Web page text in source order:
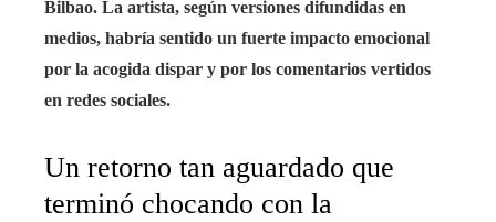
Bilbao. La artista, según versiones difundidas en
medios, habría sentido un fuerte impacto emocional
por la acogida dispar y por los comentarios vertidos
en redes sociales.
Un retorno tan aguardado que
terminó chocando con la